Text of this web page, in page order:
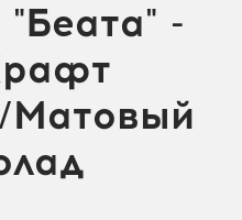
-
Матовый